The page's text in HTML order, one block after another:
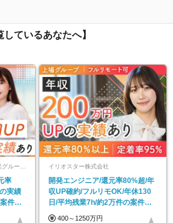
しているあなたへ】
フルウィル株式会社【上場企業グループ】
率
実績
件選
イリオスター株式会社
開発エンジニア/還元率80%超/年
収UP確約/フルリモOK/年休130
日/平均残業7h/約2万件の案件か
ら選択
400～1250万円